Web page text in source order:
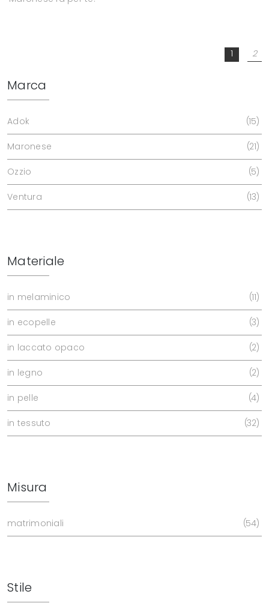
1 2
Marca
Adok 15
Maronese 21
Ozzio 5
Ventura 13
Materiale
in melaminico 11
in ecopelle 3
in laccato opaco 2
in legno 2
in pelle 4
in tessuto 32
Misura
matrimoniali 54
Stile